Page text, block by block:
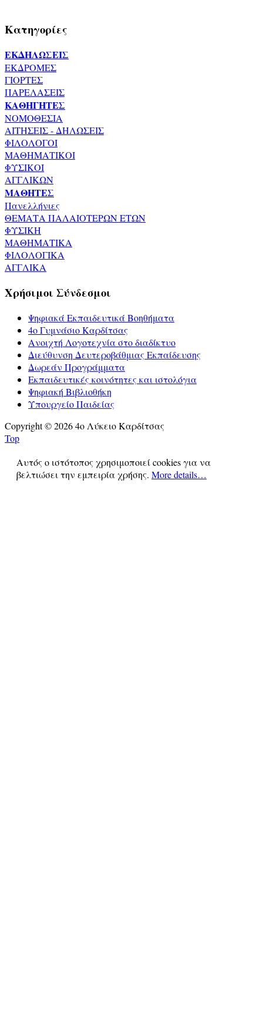
Κατηγορίες
ΕΚΔΗΛΩΣΕΙΣ
ΕΚΔΡΟΜΕΣ
ΓΙΟΡΤΕΣ
ΠΑΡΕΛΑΣΕΙΣ
ΚΑΘΗΓΗΤΕΣ
ΝΟΜΟΘΕΣΙΑ
ΑΙΤΗΣΕΙΣ - ΔΗΛΩΣΕΙΣ
ΦΙΛΟΛΟΓΟΙ
ΜΑΘΗΜΑΤΙΚΟΙ
ΦΥΣΙΚΟΙ
ΑΓΓΛΙΚΩΝ
ΜΑΘΗΤΕΣ
Πανελλήνιες
ΘΕΜΑΤΑ ΠΑΛΑΙΟΤΕΡΩΝ ΕΤΩΝ
ΦΥΣΙΚΗ
ΜΑΘΗΜΑΤΙΚΑ
ΦΙΛΟΛΟΓΙΚΑ
ΑΓΓΛΙΚΑ
Χρήσιμοι Σύνδεσμοι
Ψηφιακά Εκπαιδευτικά Βοηθήματα
4ο Γυμνάσιο Καρδίτσας
Ανοιχτή Λογοτεχνία στο διαδίκτυο
Διεύθυνση Δευτεροβάθμιας Εκπαίδευσης
Δωρεάν Προγράμματα
Εκπαιδευτικές κοινότητες και ιστολόγια
Ψηφιακή Βιβλιοθήκη
Υπουργείο Παιδείας
Copyright © 2026 4ο Λύκειο Καρδίτσας
Top
Αυτός ο ιστότοπος χρησιμοποιεί cookies για να
βελτιώσει την εμπειρία χρήσης. More details…